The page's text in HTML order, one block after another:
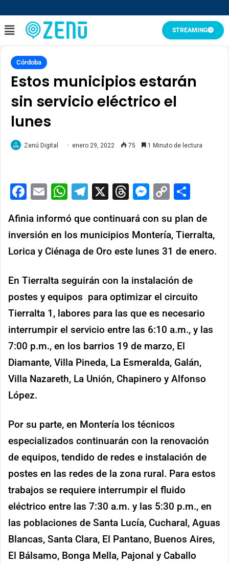
STREAMING
Córdoba
Estos municipios estarán
sin servicio eléctrico el
lunes
Zenú Digital enero 29, 2022 75 1 Minuto de lectura
Facebook
EmailWhatsApp
Telegram
X ThreadsCopy
Afinia informó que continuará con su plan de
inversión en los municipios Montería, Tierralta,
Lorica y Ciénaga de Oro este lunes 31 de enero.
En Tierralta seguirán con la instalación de
postes y equipos para optimizar el circuito
Tierralta 1, labores para las que es necesario
interrumpir el servicio entre las 6:10 a.m., y las
7:00 p.m., en los barrios 19 de marzo, El
Diamante, Villa Pineda, La Esmeralda, Galán,
Villa Nazareth, La Unión, Chapinero y Alfonso
López.
Por su parte, en Montería los técnicos
especializados continuarán con la renovación
de equipos, tendido de redes e instalación de
postes en las redes de la zona rural. Para estos
trabajos se requiere interrumpir el fluido
eléctrico entre las 7:30 a.m. y las 5:30 p.m., en
las poblaciones de Santa Lucía, Cucharal, Aguas
Blancas, Santa Clara, El Pantano, Buenos Aires,
El Bálsamo, Bonga Mella, Pajonal y Caballo